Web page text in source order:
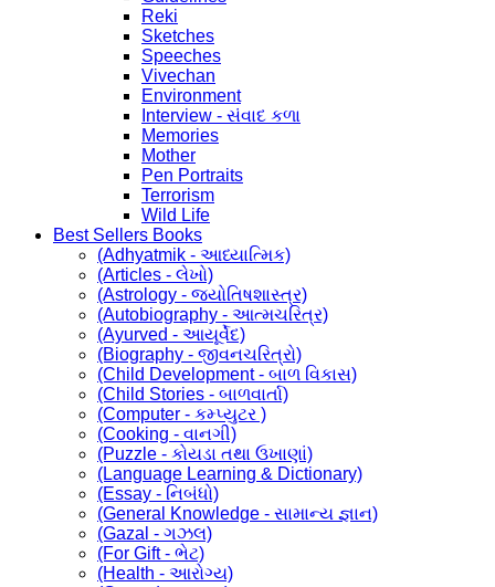
Reki
Sketches
Speeches
Vivechan
Environment
Interview - સંવાદ કળા
Memories
Mother
Pen Portraits
Terrorism
Wild Life
Best Sellers Books
(Adhyatmik - આધ્યાત્મિક)
(Articles - લેખો)
(Astrology - જ્યોતિષશાસ્ત્ર)
(Autobiography - આત્મચરિત્ર)
(Ayurved - આયૂર્વેદ)
(Biography - જીવનચરિત્રો)
(Child Development - બાળ વિકાસ)
(Child Stories - બાળવાર્તા)
(Computer - કમ્પ્યુટર )
(Cooking - વાનગી)
(Puzzle - કોયડા તથા ઉખાણાં)
(Language Learning & Dictionary)
(Essay - નિબંધો)
(General Knowledge - સામાન્ય જ્ઞાન)
(Gazal - ગઝલ)
(For Gift - ભેટ)
(Health - આરોગ્ય)